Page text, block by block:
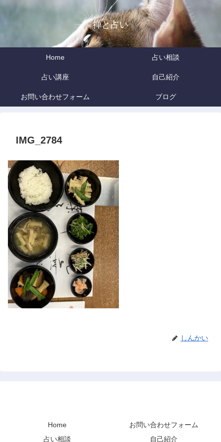
禅と占い
Home 占い相談
占い講座 自己紹介
お問い合わせフォーム ブログ
IMG_2784
しんかい
Home
お問い合わせフォーム
占い相談
自己紹介